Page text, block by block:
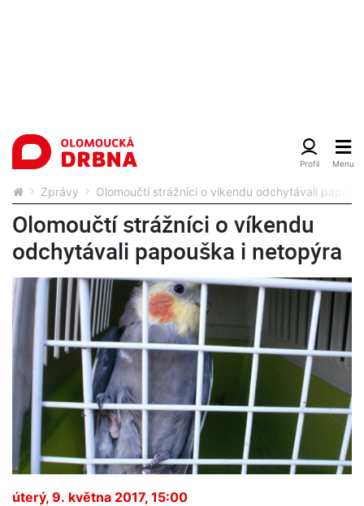
Zprávy Olomoučtí strážníci o víkendu odchytávali
Olomoučtí strážníci o víkendu
odchytávali papouška i netopýra
úterý, 9. května 2017, 15:00